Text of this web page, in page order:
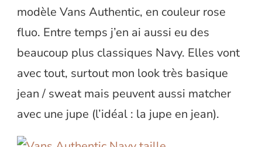
modèle Vans Authentic, en couleur rose
fluo. Entre temps j’en ai aussi eu des
beaucoup plus classiques Navy. Elles vont
avec tout, surtout mon look très basique
jean / sweat mais peuvent aussi matcher
avec une jupe (l’idéal : la jupe en jean).